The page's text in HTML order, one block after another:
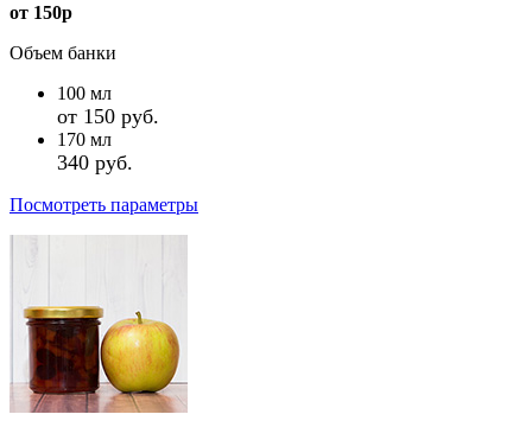
от 150р
Объем банки
100 мл
от 150 руб.
170 мл
340 руб.
Посмотреть параметры